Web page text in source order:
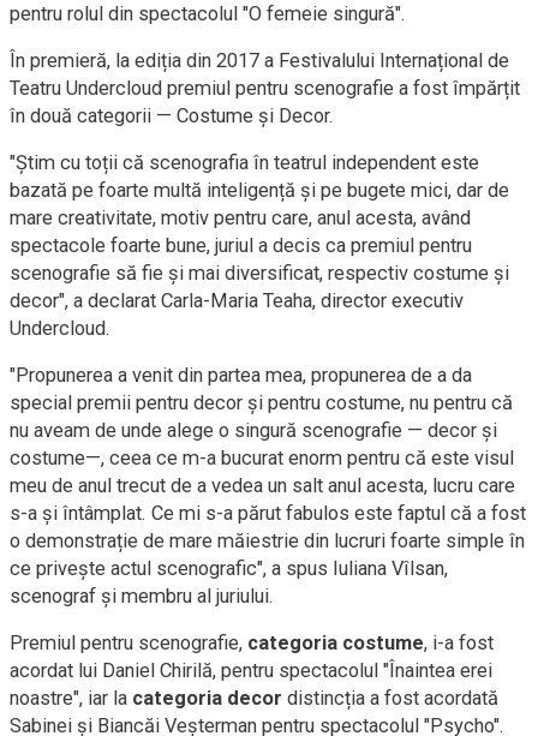
pentru rolul din spectacolul "O femeie singură".
În premieră, la ediția din 2017 a Festivalului Internațional de
Teatru Undercloud premiul pentru scenografie a fost împărțit
în două categorii — Costume și Decor.
"Știm cu toții că scenografia în teatrul independent este
bazată pe foarte multă inteligență și pe bugete mici, dar de
mare creativitate, motiv pentru care, anul acesta, având
spectacole foarte bune, juriul a decis ca premiul pentru
scenografie să fie și mai diversificat, respectiv costume și
decor", a declarat Carla-Maria Teaha, director executiv
Undercloud.
"Propunerea a venit din partea mea, propunerea de a da
special premii pentru decor și pentru costume, nu pentru că
nu aveam de unde alege o singură scenografie — decor și
costume—, ceea ce m-a bucurat enorm pentru că este visul
meu de anul trecut de a vedea un salt anul acesta, lucru care
s-a și întâmplat. Ce mi s-a părut fabulos este faptul că a fost
o demonstrație de mare măiestrie din lucruri foarte simple în
ce privește actul scenografic", a spus Iuliana Vîlsan,
scenograf și membru al juriului.
Premiul pentru scenografie, categoria costume, i-a fost
acordat lui Daniel Chirilă, pentru spectacolul "Înaintea erei
noastre", iar la categoria decor distincția a fost acordată
Sabinei și Biancăi Veșterman pentru spectacolul "Psycho".